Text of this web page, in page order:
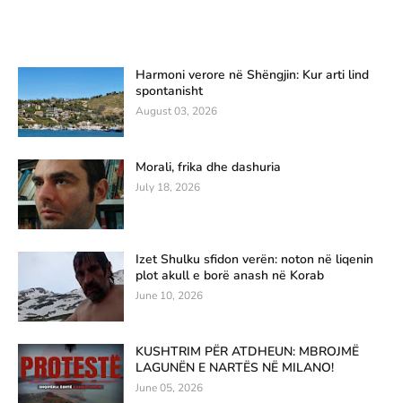
Harmoni verore në Shëngjin: Kur arti lind
spontanisht
August 03, 2026
Morali, frika dhe dashuria
July 18, 2026
Izet Shulku sfidon verën: noton në liqenin
plot akull e borë anash në Korab
June 10, 2026
KUSHTRIM PËR ATDHEUN: MBROJMË
LAGUNËN E NARTËS NË MILANO!
June 05, 2026